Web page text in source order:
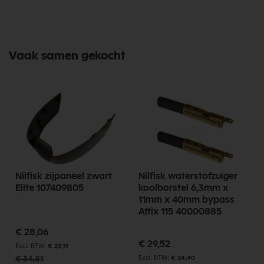
Vaak samen gekocht
Nilfisk zijpaneel zwart
Elite 107409805
Speciale
prijs
€ 28,06
€ 23,19
€ 34,81
Nilfisk waterstofzuiger
koolborstel 6,3mm x
11mm x 40mm bypass
Attix 115 40000885
Speciale
prijs
€ 29,52
€ 24,40